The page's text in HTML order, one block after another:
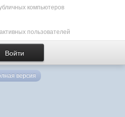
компьютеров
пользователей
версия